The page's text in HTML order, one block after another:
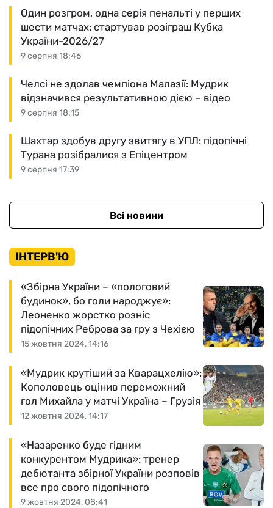
9 серпня 18:46
Один розгром, одна серія пенальті у перших
шести матчах: стартував розіграш Кубка
України-2026/27
9 серпня 18:15
Челсі не здолав чемпіона Малазії: Мудрик
відзначився результативною дією – відео
9 серпня 17:39
Шахтар здобув другу звитягу в УПЛ: підопічні
Турана розібралися з Епіцентром
Всі новини
ІНТЕРВ'Ю
15 жовтня 2024, 14:16
«Збірна України – «пологовий
будинок», бо голи народжує»:
Леоненко жорстко розніс
підопічних Реброва за гру з Чехією
12 жовтня 2024, 14:17
«Мудрик крутіший за Кварацхелію»:
Кополовець оцінив переможний
гол Михайла у матчі Україна – Грузія
9 жовтня 2024, 08:41
«Назаренко буде гідним
конкурентом Мудрика»: тренер
дебютанта збірної України розповів
все про свого підопічного